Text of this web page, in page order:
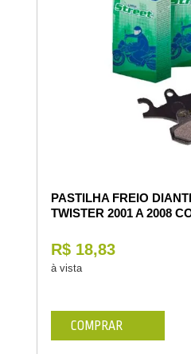
PASTILHA FREIO
TWISTER 2001 A 2008
R$ 18,83
à vista
COMPRAR